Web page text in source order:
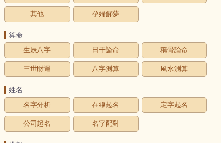
其他 孕婦解夢
算命
生辰八字
日干論命 稱骨論命
三世財運 八字測算 風水測算
姓名
名字分析
在線起名 定字起名
公司起名 名字配對